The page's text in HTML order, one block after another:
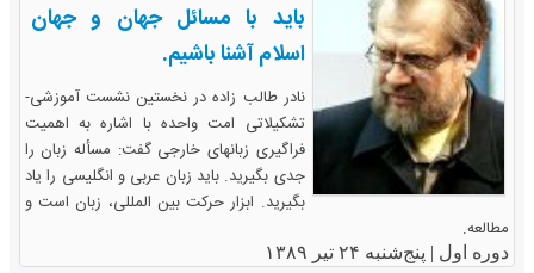
باید با مسائل جهان و جهان
اسلام آشنا باشیم.
نادر طالب زاده در نخستین نشست آموزشی-
تشکیلاتی امت واحده با اشاره به اهمیت
فراگیری زبانهای خارجی گفت: مسأله زبان را
جدی بگیرید. باید زبان عربی و انگلیسی را یاد
بگیرید. ابزار حرکت بین المللی، زبان است و
مطالعه.
دوره اول | پنج‌شنبه ۲۴ تیر ۱۳۸۹